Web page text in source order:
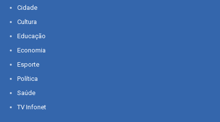
Cidade
Cultura
Educação
Economia
Esporte
Política
Saúde
TV Infonet